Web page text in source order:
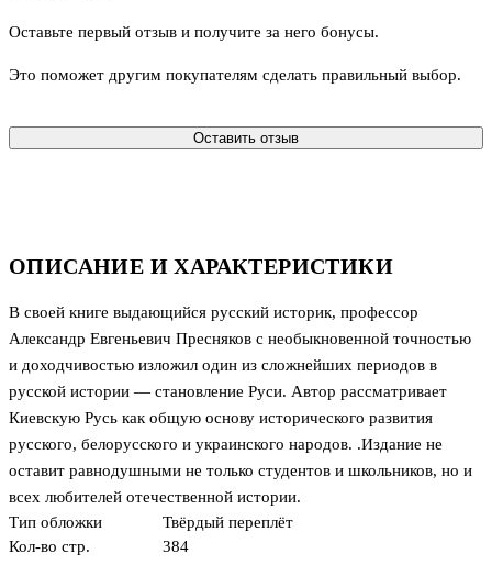
ОПИСАНИЕ И ХАРАКТЕРИСТИКИ
В своей книге выдающийся русский историк, профессор
Александр Евгеньевич Пресняков с необыкновенной точностью
и доходчивостью изложил один из сложнейших периодов в
русской истории — становление Руси. Автор рассматривает
Киевскую Русь как общую основу исторического развития
русского, белорусского и украинского народов. .Издание не
оставит равнодушными не только студентов и школьников, но и
всех любителей отечественной истории.
Тип обложки
Твёрдый переплёт
Кол-во стр.
384
Оставьте первый отзыв и получите за него бонусы.
Это поможет другим покупателям сделать правильный выбор.
Оставить отзыв